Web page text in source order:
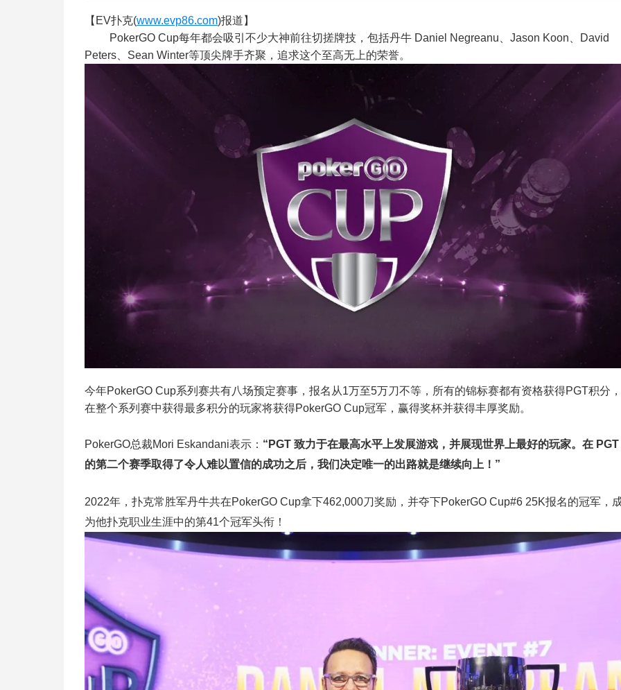
【EV扑克(www.evp86.com)报道】
PokerGO Cup每年都会吸引不少大神前往切搓牌技，包括丹牛 Daniel Negreanu、Jason Koon、David
Peters、Sean Winter等顶尖牌手齐聚，追求这个至高无上的荣誉。
今年PokerGO Cup系列赛共有八场预定赛事，报名从1万至5万刀不等，所有的锦标赛都有资格获得PGT积分，
在整个系列赛中获得最多积分的玩家将获得PokerGO Cup冠军，赢得奖杯并获得丰厚奖励。
PokerGO总裁Mori Eskandani表示： “PGT 致力于在最高水平上发展游戏，并展现世界上最好的玩家。在 PGT
的第二个赛季取得了令人难以置信的成功之后，我们决定唯一的出路就是继续向上！”
2022年，扑克常胜军丹牛共在PokerGO Cup拿下462,000刀奖励，并夺下PokerGO Cup#6 25K报名的冠军，
为他扑克职业生涯中的第41个冠军头衔！